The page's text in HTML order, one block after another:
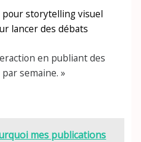
pour storytelling visuel
lancer des débats
en publiant des
semaine. »
mes publications